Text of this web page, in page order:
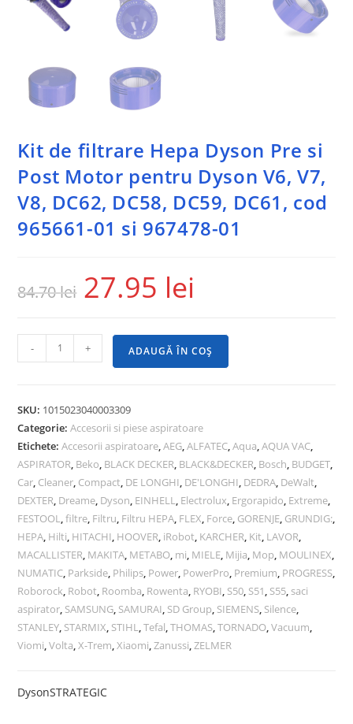
Kit de filtrare Hepa Dyson Pre si
Post Motor pentru Dyson V6, V7,
V8, DC62, DC58, DC59, DC61, cod
965661-01 si 967478-01
84.70lei 27.95 lei
- + ADAUGĂ ÎN COȘ
SKU: 1015023040003309
Categorie:Accesorii si piese aspiratoare
Etichete:Accesorii aspiratoare ,AEG ,ALFATEC ,Aqua ,AQUA VAC
ASPIRATOR Beko BLACK DECKER BLACK&DECKER Bosch BUDGET
Car Cleaner Compact DE LONGHI DE'LONGHI DEDRA DeWalt
DEXTER Dreame Dyson EINHELL Electrolux Ergorapido Extreme
FESTOOL ,filtre Filtru Filtru HEPA FLEX Force GORENJE GRUNDIG:
HEPA Hilti HITACHI HOOVER iRobot KARCHER Kit LAVOR
MACALLISTER MAKITA METABO mi MIELE Mijia Mop MOULINEX
NUMATIC Parkside Philips Power PowerPro Premium PROGRESS
Roborock Robot Roomba Rowenta RYOBI S50 S51 S55 saci
aspirator SAMSUNG SAMURAI SD Group SIEMENS Silence
STANLEY STARMIX STIHL ,Tefal ,THOMAS ,TORNADO ,Vacuum
Viomi ,Volta ,X-Trem ,Xiaomi ,Zanussi ,ZELMER
DysonSTRATEGIC